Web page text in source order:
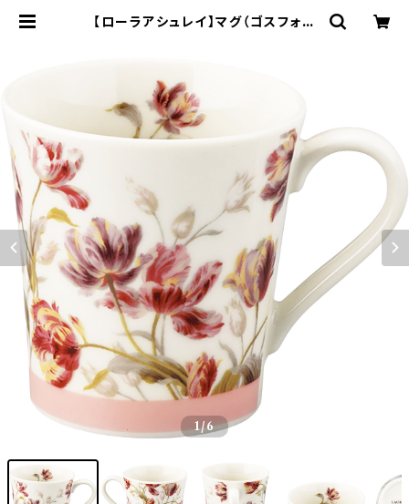
【ローラアシュレイ】マグ（ゴスフォー
1/6